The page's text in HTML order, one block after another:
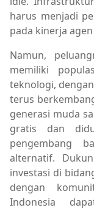
harus menjadi
pada kinerja agen
Namun,
memiliki
teknologi,
terus
generasi muda
gratis dan
pengembang
alternatif.
investasi di
dengan
Indonesia